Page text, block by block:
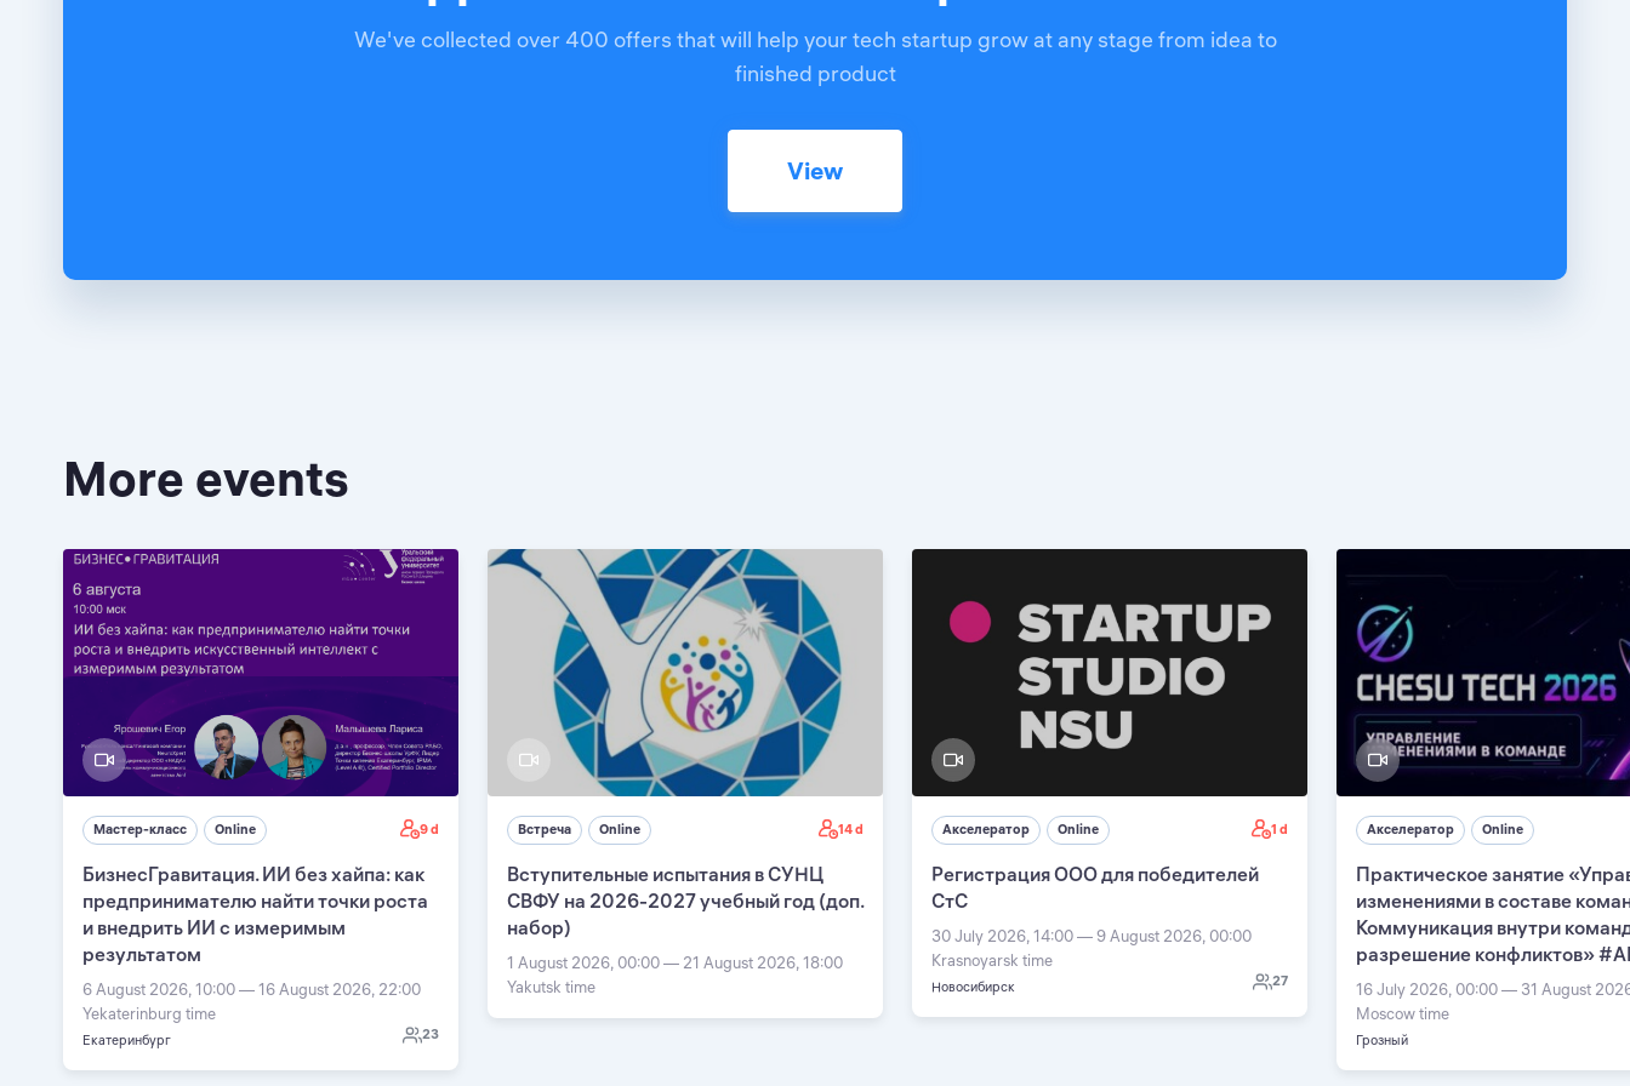
We've collected over 400 offers that will help your tech startup grow at any stage from idea to
finished product
View
More events
Мастер-класс Online 9 d
БизнесГравитация. ИИ без хайпа: как
предпринимателю найти точки роста
и внедрить ИИ с измеримым
результатом
6 August 2026, 10:00 — 16 August 2026, 22:00
Yekaterinburg time
Екатеринбург 23
Встреча Online 14 d
Вступительные испытания в СУНЦ
СВФУ на 2026-2027 учебный год (доп.
набор)
1 August 2026, 00:00 — 21 August 2026, 18:00
Yakutsk time
Акселератор Online 1 d
Регистрация ООО для победителей
СтС
30 July 2026, 14:00 — 9 August 2026, 00:00
Krasnoyarsk time
Новосибирск 27
Акселератор Online
Практическое занятие
изменениями в составе
Коммуникация внутри
разрешение конфликтов»
16 July 2026, 00:00 — 31 August
Moscow time
Грозный